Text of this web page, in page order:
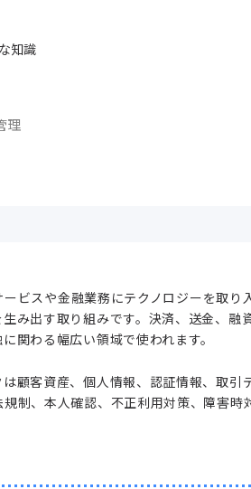
知識
理
ビスや金融業務にテクノロジーを取り
み出す取り組みです。決済、送金、融
関わる幅広い領域で使われます。
顧客資産、個人情報、認証情報、取引
制、本人確認、不正利用対策、障害時